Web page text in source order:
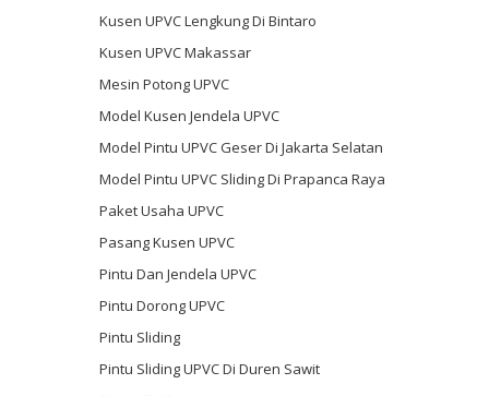
Kusen UPVC Lengkung Di Bintaro
Kusen UPVC Makassar
Mesin Potong UPVC
Model Kusen Jendela UPVC
Model Pintu UPVC Geser Di Jakarta Selatan
Model Pintu UPVC Sliding Di Prapanca Raya
Paket Usaha UPVC
Pasang Kusen UPVC
Pintu Dan Jendela UPVC
Pintu Dorong UPVC
Pintu Sliding
Pintu Sliding UPVC Di Duren Sawit